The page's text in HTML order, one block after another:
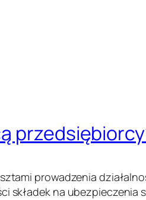
prowadzenia
składek na